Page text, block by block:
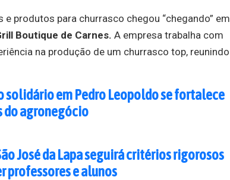
produtos para churrasco chegou “chegando” em
Boutique de Carnes. A empresa trabalha com
na produção de um churrasco top, reunindo
solidário em Pedro Leopoldo se fortalece
do agronegócio
José da Lapa seguirá critérios rigorosos
professores e alunos